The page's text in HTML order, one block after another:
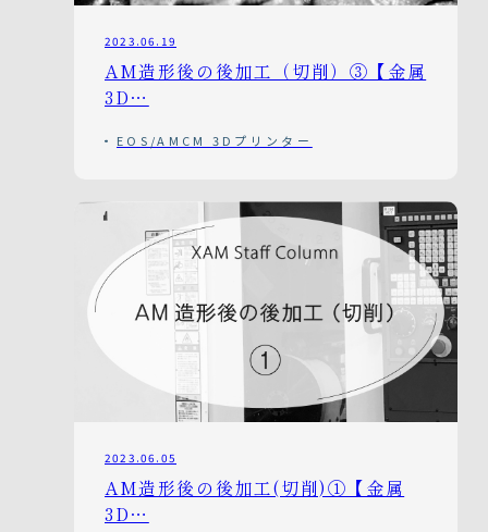
2023.06.19
AM造形後の後加工（切削）③【金属
3D…
EOS/AMCM 3Dプリンター
2023.06.05
AM造形後の後加工(切削)①【金属
3D…